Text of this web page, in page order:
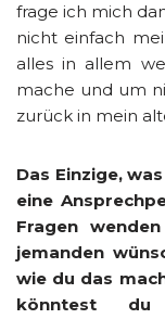
frage ich mich
nicht einfach
alles in allem
mache und um
zurück in mein
Das Einzige,
eine
Fragen
jemanden
wie du das
könntest du